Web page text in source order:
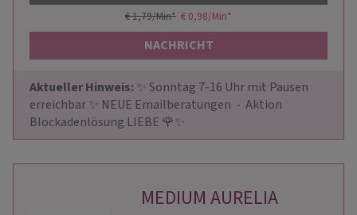
€ 1,79/Min* € 0,98/Min*
NACHRICHT
Aktueller Hinweis: ✨ Sonntag 7-16 Uhr mit Pausen
erreichbar ✨ NEUE Emailberatungen  -  Aktion
Blockadenlösung LIEBE 🌹✨
MEDIUM AURELIA